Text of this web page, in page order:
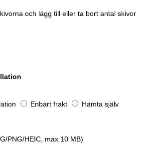
och lägg till eller ta bort antal skivor
Enbart frakt Hämta själv
PNG/HEIC, max 10 MB)